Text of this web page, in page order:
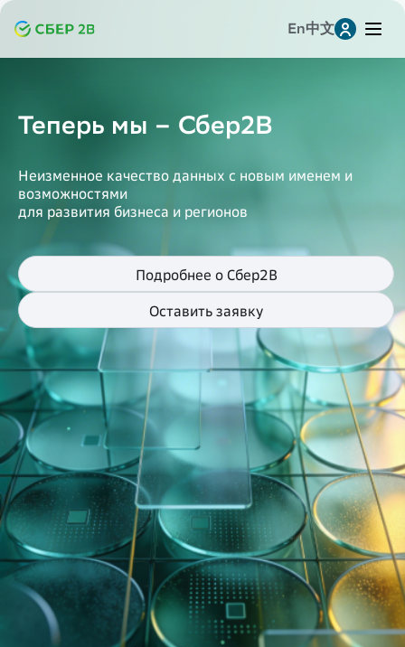
En中文
Актуальные тренды и новости
Все наши свежие исследования, новости, а также
комментарии экспертов - в Телеграме.
Подписывайтесь на наш Telegram-канал,
чтобы всегда быть в курсе цифр и трендов
Читать
Заявка на консультацию
Нажимая «Отправить», вы даёте
Согласие на обработку
персональных данныхв соответствии с
Политикой обработки
персональных данных
*
Согласие на получение информационных рассылок
Отправить
Leave a request for research
Нажимая «Отправить», вы даёте
Согласие на обработку
персональных данныхв соответствии с
Политикой обработки
персональных данных
*
Согласие на получение информационных рассылок
Send
Нажимая «Отправить», вы даёте
Согласие на обработку
персональных данныхв соответствии с
Политикой обработки
персональных данных
*
Согласие на получение информационных рассылок
提交
Telegram
Whatsapp
Однокласскники
Копировать ссылку